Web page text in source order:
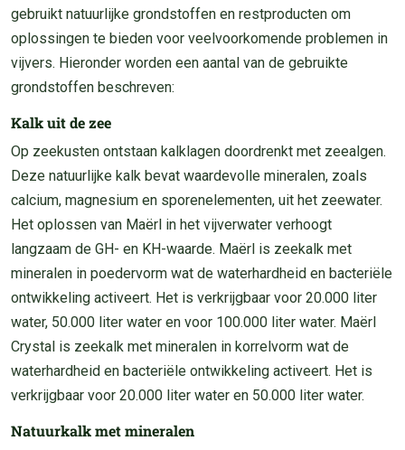
gebruikt natuurlijke grondstoffen en restproducten om
oplossingen te bieden voor veelvoorkomende problemen in
vijvers. Hieronder worden een aantal van de gebruikte
grondstoffen beschreven:
Kalk uit de zee
Op zeekusten ontstaan kalklagen doordrenkt met zeealgen.
Deze natuurlijke kalk bevat waardevolle mineralen, zoals
calcium, magnesium en sporenelementen, uit het zeewater.
Het oplossen van Maërl in het vijverwater verhoogt
langzaam de GH- en KH-waarde. Maërl is zeekalk met
mineralen in poedervorm wat de waterhardheid en bacteriële
ontwikkeling activeert. Het is verkrijgbaar voor 20.000 liter
water, 50.000 liter water en voor 100.000 liter water. Maërl
Crystal is zeekalk met mineralen in korrelvorm wat de
waterhardheid en bacteriële ontwikkeling activeert. Het is
verkrijgbaar voor 20.000 liter water en 50.000 liter water.
Natuurkalk met mineralen